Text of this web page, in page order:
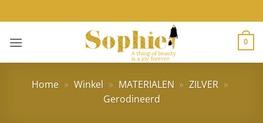
naar
inhoud
0
Home » Winkel » MATERIALEN » ZILVER »
Gerodineerd